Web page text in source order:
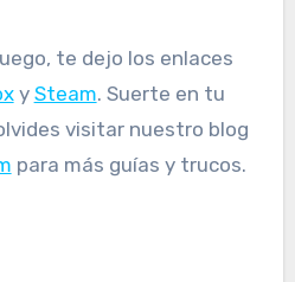
te dejo los enlaces
y Steam. Suerte en tu
visitar nuestro blog
para más guías y trucos.